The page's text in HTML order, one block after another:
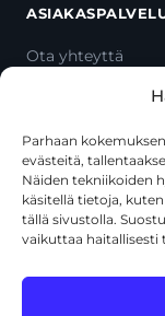
Parhaan
evästeitä,
Näiden tekniikoiden
käsitellä tietoja,
tällä sivustolla.
vaikuttaa
Ota yhteyttä
Toimitustavat
Usein kysytyt
+358 44 270 3795